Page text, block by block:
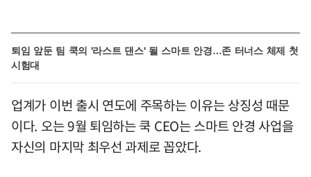
퇴임 앞둔 팀 쿡의 '라스트 댄스' 될 스마트 안경…존 터너스 체제 첫
시험대
업계가 이번 출시 연도에 주목하는 이유는 상징성 때문
이다. 오는 9월 퇴임하는 쿡 CEO는 스마트 안경 사업을
자신의 마지막 최우선 과제로 꼽았다.